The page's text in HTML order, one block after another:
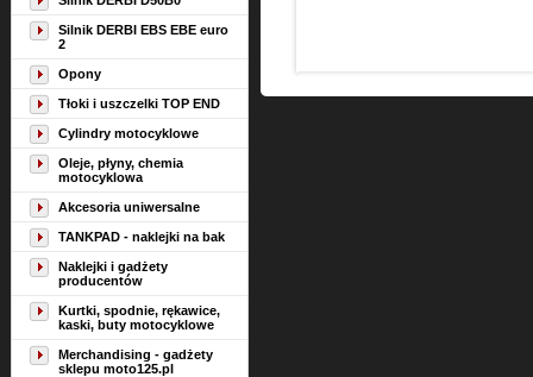
Silnik DERBI EBS EBE euro
2
Opony
Tłoki i uszczelki TOP END
Cylindry motocyklowe
Oleje, płyny, chemia
motocyklowa
Akcesoria uniwersalne
TANKPAD - naklejki na bak
Naklejki i gadżety
producentów
Kurtki, spodnie, rękawice,
kaski, buty motocyklowe
Merchandising - gadżety
sklepu moto125.pl